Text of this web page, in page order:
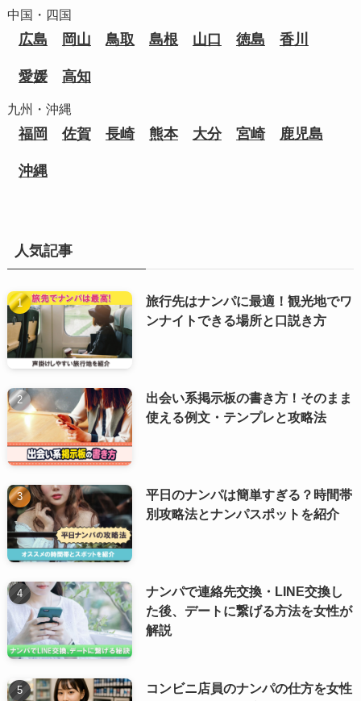
中国・四国
広島 岡山 鳥取 島根 山口 徳島 香川
愛媛 高知
九州・沖縄
福岡 佐賀 長崎 熊本 大分 宮崎 鹿児島
沖縄
人気記事
旅行先はナンパに最適！観光地でワ
ンナイトできる場所と口説き方
出会い系掲示板の書き方！そのまま
使える例文・テンプレと攻略法
平日のナンパは簡単すぎる？時間帯
別攻略法とナンパスポットを紹介
ナンパで連絡先交換・LINE交換し
た後、デートに繋げる方法を女性が
解説
コンビニ店員のナンパの仕方を女性